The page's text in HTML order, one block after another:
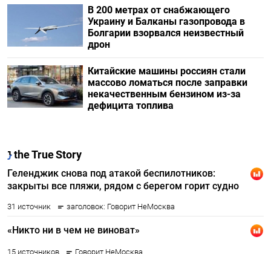
В 200 метрах от снабжающего
Украину и Балканы газопровода в
Болгарии взорвался неизвестный
дрон
Китайские машины россиян стали
массово ломаться после заправки
некачественным бензином из-за
дефицита топлива